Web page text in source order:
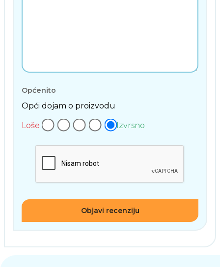
Općenito
Opći dojam o proizvodu
Loše Izvrsno
Objavi recenziju